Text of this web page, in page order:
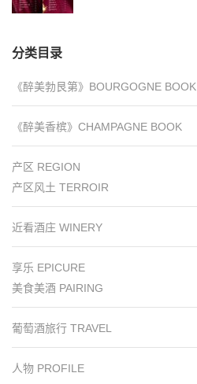
分类目录
《醉美勃艮第》BOURGOGNE BOOK
《醉美香槟》CHAMPAGNE BOOK
产区 REGION
产区风土 TERROIR
近看酒庄 WINERY
享乐 EPICURE
美食美酒 PAIRING
葡萄酒旅行 TRAVEL
人物 PROFILE